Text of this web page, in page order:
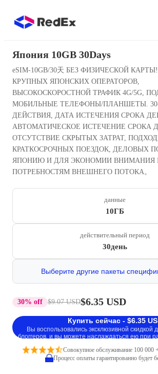
Япония 10GB 30Days
eSIM-10GB/30天 БЕЗ ФИЗИЧЕСКОЙ
КРУПНЫХ ЯПОНСКИХ ОПЕРАТОРОВ,
ВЫСОКОСКОРОСТНОЙ ТРАФИК 4G/5G,
МОБИЛЬНЫЕ ТЕЛЕФОНЫ/ПЛАНШЕТЫ.
ДЕЙСТВИЯ, ДАТА ИСТЕЧЕНИЯ СРОКА
АВТОМАТИЧЕСКОЕ ИСТЕЧЕНИЕ СРОКА
ОТСУТСТВИЕ СКРЫТЫХ ЗАТРАТ,
КРАТКОСРОЧНЫХ ПОЕЗДОК, ДЕЛОВЫХ
ЯПОНИЮ И ДЛЯ ЭКОНОМИИ ВНИМАНИЯ
ПОТРЕБНОСТЯМ ВНЕШНЕГО ПОТОКА。
данные
10ГБ
действительный период
30день
Выберите другие пакеты
30% off $9.07 USD$6.35 USD
Купить сейчас - $6.35
Вы воспользовались эксклюзивной скидкой
блоггеров, и вы можете наслаждаться ею при
Совокупное обслуживание 100 000
Процесс оплаты гарантированно будет